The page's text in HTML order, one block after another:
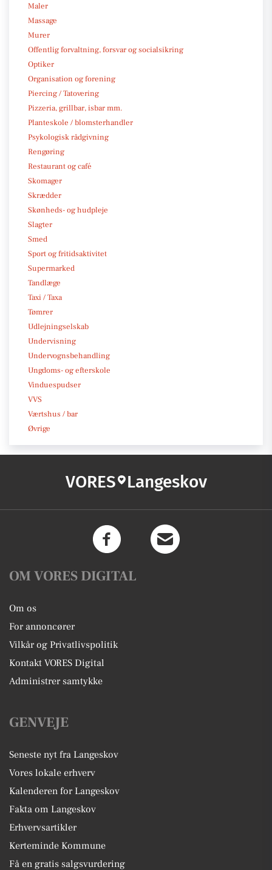
Maler
Massage
Murer
Offentlig forvaltning, forsvar og socialsikring
Optiker
Organisation og forening
Piercing / Tatovering
Pizzeria, grillbar, isbar mm.
Planteskole / blomsterhandler
Psykologisk rådgivning
Rengøring
Restaurant og café
Skomager
Skrædder
Skønheds- og hudpleje
Slagter
Smed
Sport og fritidsaktivitet
Supermarked
Tandlæge
Taxi / Taxa
Tømrer
Udlejningselskab
Undervisning
Undervognsbehandling
Ungdoms- og efterskole
Vinduespudser
VVS
Værtshus / bar
Øvrige
VORES Langeskov
OM VORES DIGITAL
Om os
For annoncører
Vilkår og Privatlivspolitik
Kontakt VORES Digital
Administrer samtykke
GENVEJE
Seneste nyt fra Langeskov
Vores lokale erhverv
Kalenderen for Langeskov
Fakta om Langeskov
Erhvervsartikler
Kerteminde Kommune
Få en gratis salgsvurdering